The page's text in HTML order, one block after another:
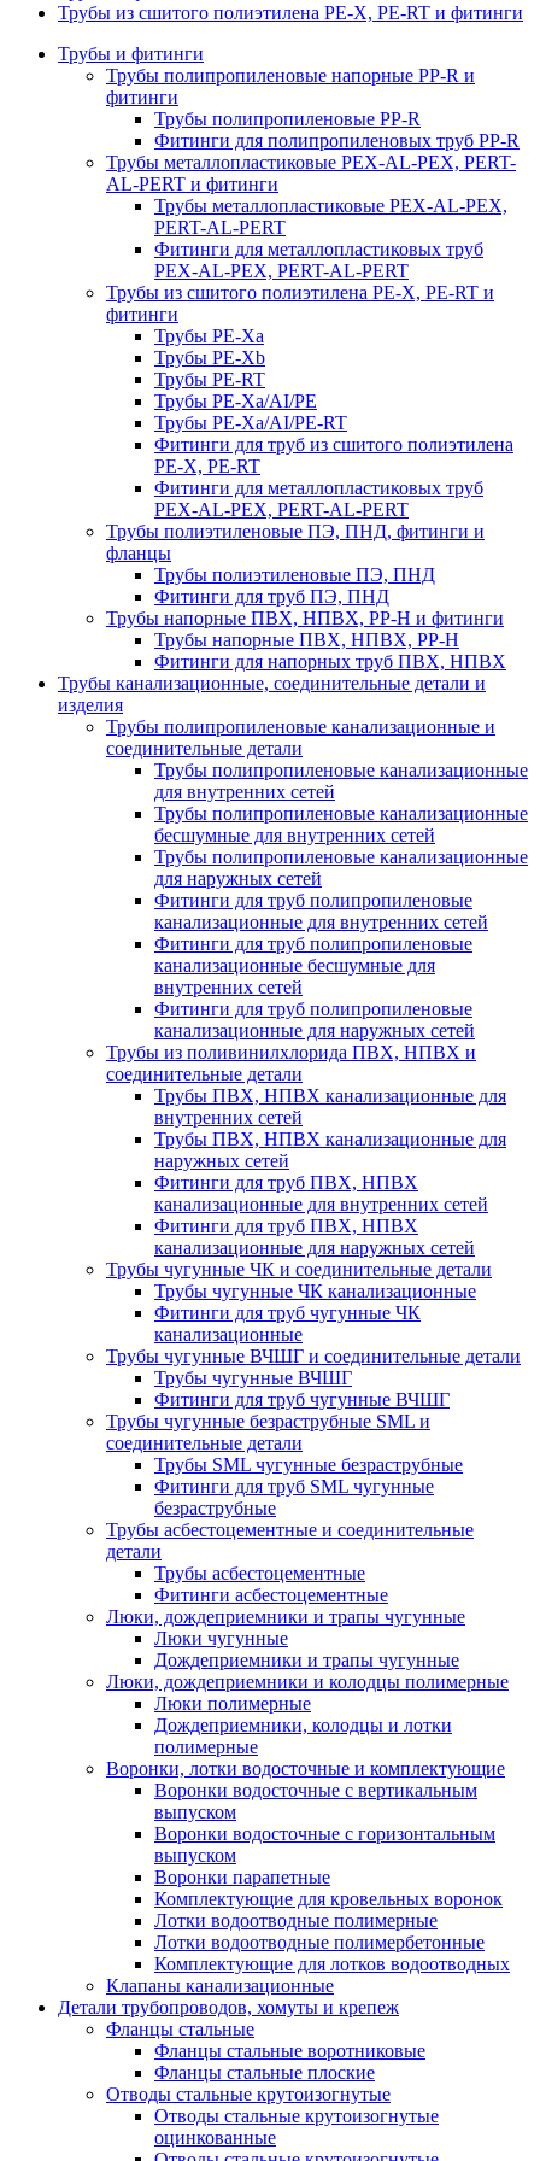
Трубы из сшитого полиэтилена PE-X, PE-RT и фитинги
Трубы и фитинги
Трубы полипропиленовые напорные PP-R и
фитинги
Трубы полипропиленовые PP-R
Фитинги для полипропиленовых труб PP-R
Трубы металлопластиковые PEX-AL-PEX, PERT-
AL-PERT и фитинги
Трубы металлопластиковые PEX-AL-PEX,
PERT-AL-PERT
Фитинги для металлопластиковых труб
PEX-AL-PEX, PERT-AL-PERT
Трубы из сшитого полиэтилена PE-X, PE-RT и
фитинги
Трубы PE-Xa
Трубы PE-Xb
Трубы PE-RT
Трубы PE-Xa/AI/PE
Трубы PE-Xa/AI/PE-RT
Фитинги для труб из сшитого полиэтилена
PE-X, PE-RT
Фитинги для металлопластиковых труб
PEX-AL-PEX, PERT-AL-PERT
Трубы полиэтиленовые ПЭ, ПНД, фитинги и
фланцы
Трубы полиэтиленовые ПЭ, ПНД
Фитинги для труб ПЭ, ПНД
Трубы напорные ПВХ, НПВХ, PP-H и фитинги
Трубы напорные ПВХ, НПВХ, PP-H
Фитинги для напорных труб ПВХ, НПВХ
Трубы канализационные, соединительные детали и
изделия
Трубы полипропиленовые канализационные и
соединительные детали
Трубы полипропиленовые канализационные
для внутренних сетей
Трубы полипропиленовые канализационные
бесшумные для внутренних сетей
Трубы полипропиленовые канализационные
для наружных сетей
Фитинги для труб полипропиленовые
канализационные для внутренних сетей
Фитинги для труб полипропиленовые
канализационные бесшумные для
внутренних сетей
Фитинги для труб полипропиленовые
канализационные для наружных сетей
Трубы из поливинилхлорида ПВХ, НПВХ и
соединительные детали
Трубы ПВХ, НПВХ канализационные для
внутренних сетей
Трубы ПВХ, НПВХ канализационные для
наружных сетей
Фитинги для труб ПВХ, НПВХ
канализационные для внутренних сетей
Фитинги для труб ПВХ, НПВХ
канализационные для наружных сетей
Трубы чугунные ЧК и соединительные детали
Трубы чугунные ЧК канализационные
Фитинги для труб чугунные ЧК
канализационные
Трубы чугунные ВЧШГ и соединительные детали
Трубы чугунные ВЧШГ
Фитинги для труб чугунные ВЧШГ
Трубы чугунные безраструбные SML и
соединительные детали
Трубы SML чугунные безраструбные
Фитинги для труб SML чугунные
безраструбные
Трубы асбестоцементные и соединительные
детали
Трубы асбестоцементные
Фитинги асбестоцементные
Люки, дождеприемники и трапы чугунные
Люки чугунные
Дождеприемники и трапы чугунные
Люки, дождеприемники и колодцы полимерные
Люки полимерные
Дождеприемники, колодцы и лотки
полимерные
Воронки, лотки водосточные и комплектующие
Воронки водосточные с вертикальным
выпуском
Воронки водосточные с горизонтальным
выпуском
Воронки парапетные
Комплектующие для кровельных воронок
Лотки водоотводные полимерные
Лотки водоотводные полимербетонные
Комплектующие для лотков водоотводных
Клапаны канализационные
Детали трубопроводов, хомуты и крепеж
Фланцы стальные
Фланцы стальные воротниковые
Фланцы стальные плоские
Отводы стальные крутоизогнутые
Отводы стальные крутоизогнутые
оцинкованные